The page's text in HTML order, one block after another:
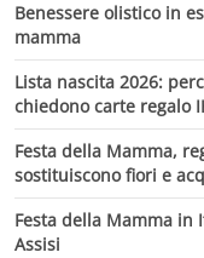
Benessere olistico in
mamma
Lista nascita 2026:
chiedono carte regalo
Festa della Mamma,
sostituiscono fiori e
Festa della Mamma in
Assisi